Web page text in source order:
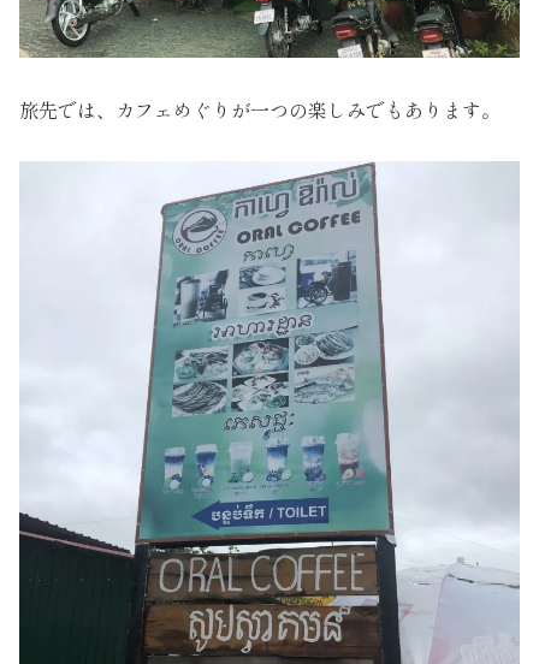
旅先では、カフェめぐりが一つの楽しみでもあります。